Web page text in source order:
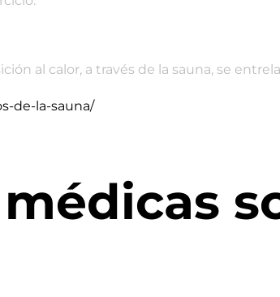
al calor, a través de la sauna, se
de-la-sauna/